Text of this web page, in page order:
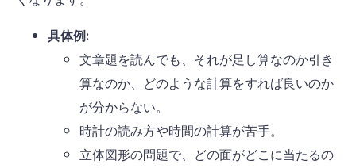
具体例:
文章題を読んでも、それが足し算なのか引き
算なのか、どのような計算をすれば良いのか
が分からない。
時計の読み方や時間の計算が苦手。
立体図形の問題で、どの面がどこに当たるの